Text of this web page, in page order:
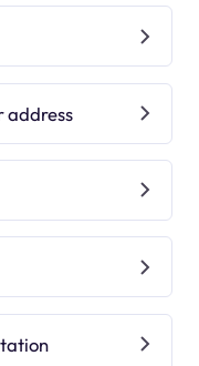
address